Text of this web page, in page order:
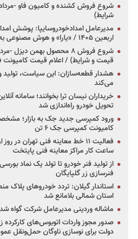
شرایط)
اربعین ۱۴۰۵ / «یارا» و هوش مصنوعی به خدمت زائران آمد
قیمت و شرایط) / اعلام قیمت کامیونت فورس ۳.۸
هشدار قطعه‌سازان: این سیاست، تولید و
می‌کند
خریداران نیسان ترا بخوانند؛ سامانه
تحویل خودرو راه‌اندازی شد
ورود کمپرسی جدید جک به بازار؛
کامیونت کمپرسی جک ۶ تن
فعالیت ۱۱ خط معاینه فنی تهران
ساعت کار مراکز معاینه فنی پایتخت
از تولید فنر خودرو تا تولد یک نماد
فنرسازی زر گلپایگان
استان شمالی بلامانع شد
ماشاله وردینی مدیرعامل شرکت گواه شد
دولت برای نوسازی ناوگان حمل‌ونقل